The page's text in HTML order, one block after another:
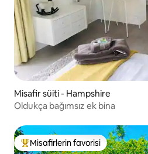
Misafir süiti - Hampshire
Oldukça bağımsız ek bina
Misafirlerin favorilerinden en
Misafirlerin favorisi